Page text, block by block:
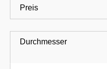
Preis
Durchmesser